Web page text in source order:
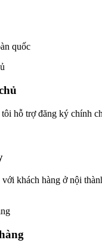
quốc
hỗ trợ đăng ký chính
với khách hàng ở nội